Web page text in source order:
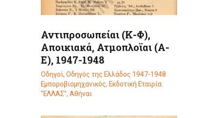
Αντιπροσωπείαι (Κ-Φ),
Αποικιακά, Ατμοπλοϊαι (Α-
Ε), 1947-1948
Οδηγοί, Οδηγός της Ελλάδος 1947-1948
Εμποροβιομηχανικός, Εκδοτική Εταιρία
"ΕΛΛΑΣ", Αθήναι